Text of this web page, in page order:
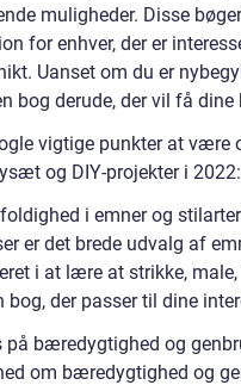
muligheder. Disse
for enhver, der er
Uanset om du er
bog derude, der vil få
vigtige punkter at være
og DIY-projekter i 2022:
i emner og
er det brede udvalg af
i at lære at strikke,
bog, der passer til dine
på bæredygtighed og
om bæredygtighed og